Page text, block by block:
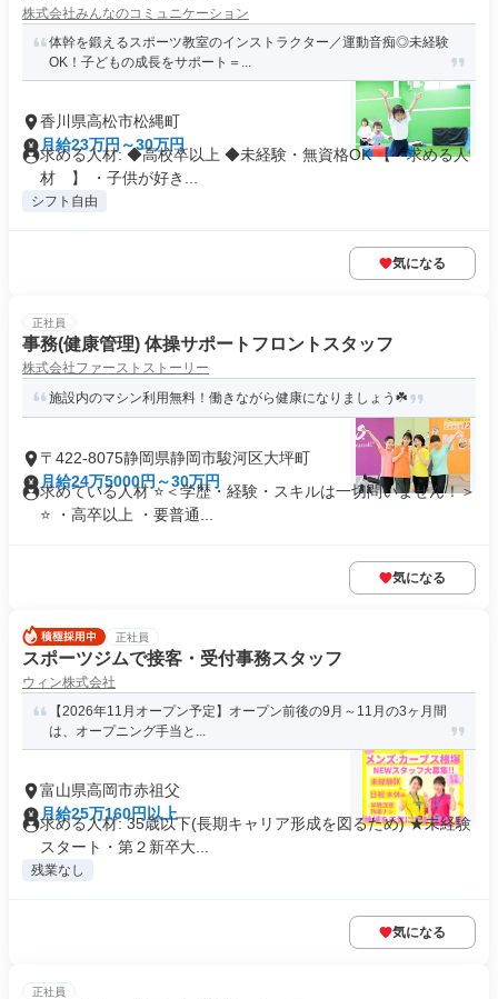
株式会社みんなのコミュニケーション
体幹を鍛えるスポーツ教室のインストラクター／運動音痴◎未経験
OK！子どもの成長をサポート＝...
香川県高松市松縄町
月給23万円～30万円
求める人材: ◆高校卒以上 ◆未経験・無資格OK 【 求める人
材 】 ・子供が好き...
シフト自由
気になる
正社員
事務(健康管理) 体操サポートフロントスタッフ
株式会社ファーストストーリー
施設内のマシン利用無料！働きながら健康になりましょう☘️
〒422-8075静岡県静岡市駿河区大坪町
月給24万5000円～30万円
求めている人材 ⭐️＜学歴・経験・スキルは一切問いません！＞
⭐️ ・高卒以上 ・要普通...
気になる
正社員
スポーツジムで接客・受付事務スタッフ
ウィン株式会社
【2026年11月オープン予定】オープン前後の9月～11月の3ヶ月間
は、オープニング手当と...
富山県高岡市赤祖父
月給25万160円以上
求める人材: 35歳以下(長期キャリア形成を図るため) ★未経験
スタート・第２新卒大...
残業なし
気になる
正社員